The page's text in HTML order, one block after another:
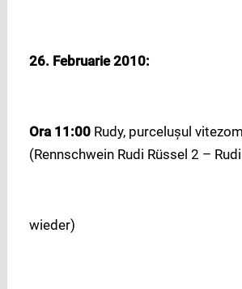
26. Februarie 2010:
Ora 11:00 Rudy, purceluşul
(Rennschwein Rudi Rüssel 2 –
wieder)